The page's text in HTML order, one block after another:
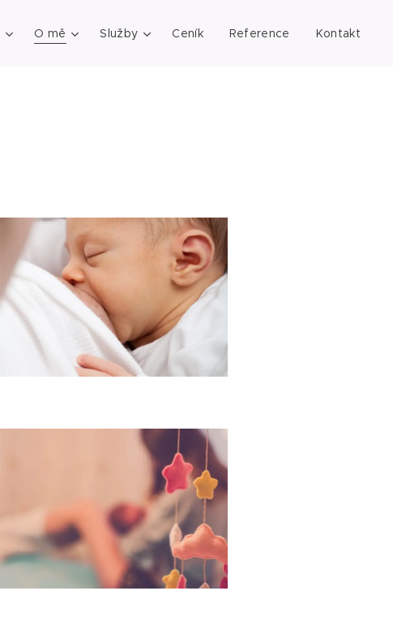
O mě Služby Ceník Reference Kontakt